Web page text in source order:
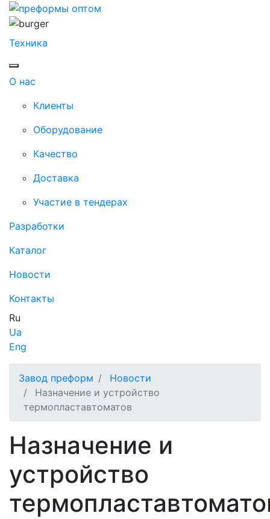
Техника
О нас
Клиенты
Оборудование
Качество
Доставка
Участие в тендерах
Разработки
Каталог
Новости
Контакты
Ru
Ua
Eng
Завод преформ
Новости
Назначение и устройство
термопластавтоматов
Назначение и
устройство